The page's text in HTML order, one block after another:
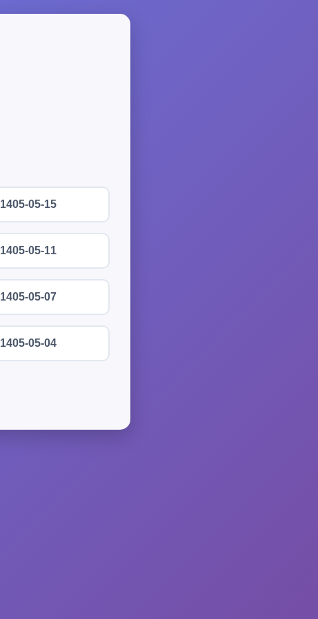
1405-05-15
1405-05-11
1405-05-07
1405-05-04